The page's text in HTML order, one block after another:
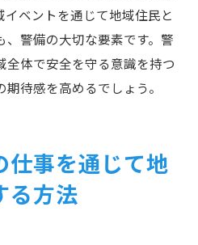
ベントを通じて地域住民と
警備の大切な要素です。警
体で安全を守る意識を持つ
待感を高めるでしょう。
仕事を通じて地
る方法